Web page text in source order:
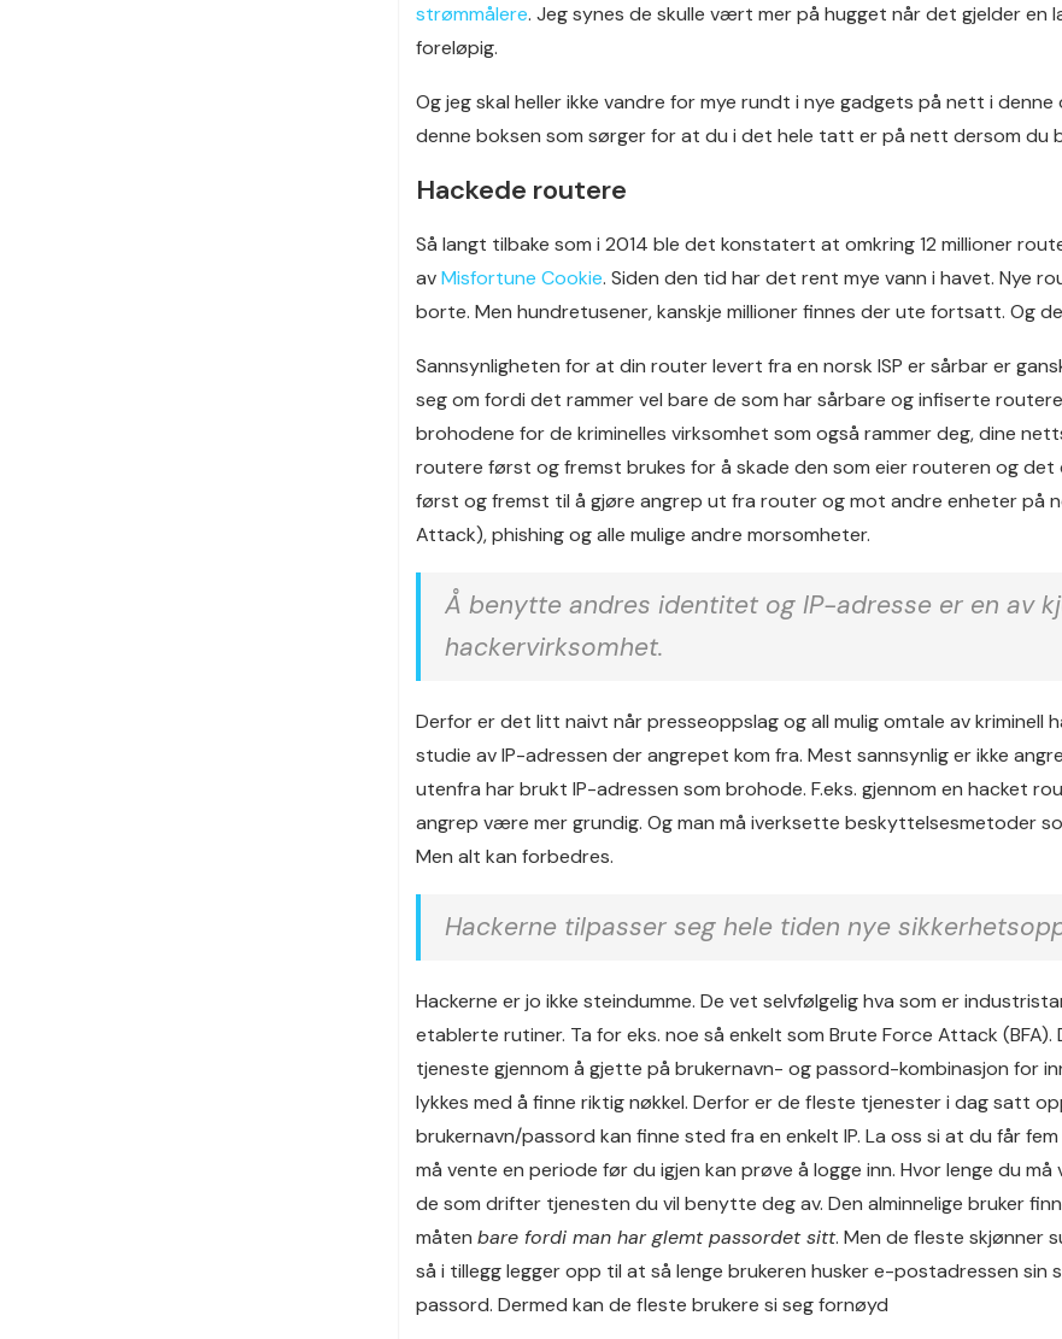
strømmålere. Jeg synes de skulle vært mer på hugget når det gjelder en
foreløpig.
Og jeg skal heller ikke vandre for mye rundt i nye gadgets på nett i
denne boksen som sørger for at du i det hele tatt er på nett dersom
Hackede routere
Så langt tilbake som i 2014 ble det konstatert at omkring 12 millioner
avMisfortune Cookie. Siden den tid har det rent mye vann i havet. Nye
borte. Men hundretusener, kanskje millioner finnes der ute fortsatt. Og
Sannsynligheten for at din router levert fra en norsk ISP er sårbar er
seg om fordi det rammer vel bare de som har sårbare og infiserte
brohodene for de kriminelles virksomhet som også rammer deg, dine
routere først og fremst brukes for å skade den som eier routeren og
først og fremst til å gjøre angrep ut fra router og mot andre enheter på
Attack), phishing og alle mulige andre morsomheter.
Å benytte andres identitet og IP-adresse er en av
hackervirksomhet.
Derfor er det litt naivt når presseoppslag og all mulig omtale av
studie av IP-adressen der angrepet kom fra. Mest sannsynlig er ikke
utenfra har brukt IP-adressen som brohode. F.eks. gjennom en hacket
angrep være mer grundig. Og man må iverksette beskyttelsesmetoder
Men alt kan forbedres.
Hackerne tilpasser seg hele tiden nye
Hackerne er jo ikke steindumme. De vet selvfølgelig hva som er
etablerte rutiner. Ta for eks. noe så enkelt som Brute Force Attack
tjeneste gjennom å gjette på brukernavn- og passord-kombinasjon for
lykkes med å finne riktig nøkkel. Derfor er de fleste tjenester i dag satt
brukernavn/passord kan finne sted fra en enkelt IP. La oss si at du får
må vente en periode før du igjen kan prøve å logge inn. Hvor lenge du
de som drifter tjenesten du vil benytte deg av. Den alminnelige bruker
måten bare fordi man har glemt passordet sitt. Men de fleste skjønner
så i tillegg legger opp til at så lenge brukeren husker e-postadressen
passord. Dermed kan de fleste brukere si seg fornøyd